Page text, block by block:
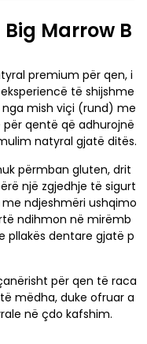
Marrow B
premium për qen, i
të shijshme
mish viçi (rund) me
qentë që adhurojnë
natyral gjatë ditës.
përmban gluten, drit
një zgjedhje të sigurt
ndjeshmëri ushqimo
ndihmon në mirëmb
pllakës dentare gjatë p
për qen të raca
mëdha, duke ofruar a
në çdo kafshim.